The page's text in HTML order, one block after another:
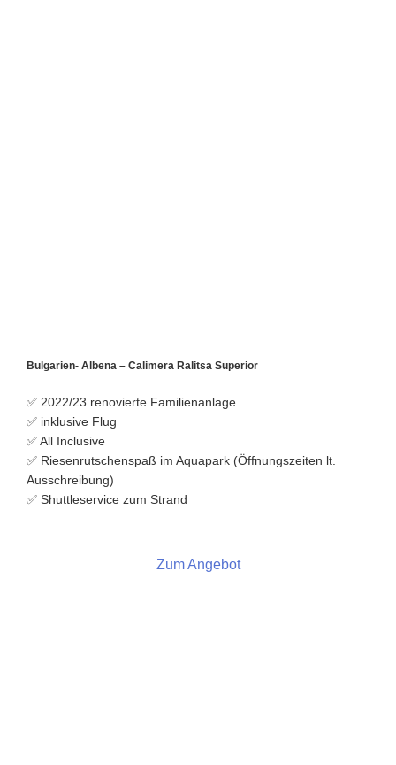
Bulgarien- Albena – Calimera Ralitsa Superior
✅ 2022/23 renovierte Familienanlage
✅ inklusive Flug
✅ All Inclusive
✅ Riesenrutschenspaß im Aquapark (Öffnungszeiten lt.
Ausschreibung)
✅ Shuttleservice zum Strand
Zum Angebot